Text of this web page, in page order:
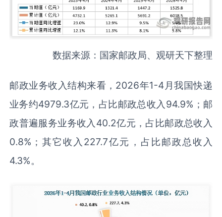
数据来源：国家邮政局、观研天下整理
邮政业务收入结构来看，2026年1-4月我国快递
业务约4979.3亿元，占比邮政总收入94.9%；邮
政普遍服务业务收入40.2亿元，占比邮政总收入
0.8%；其它收入227.7亿元，占比邮政总收入
4.3%。